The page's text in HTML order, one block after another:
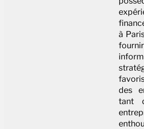
à
des
tant